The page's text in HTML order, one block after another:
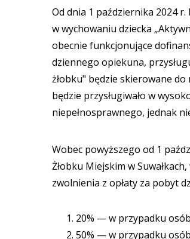
Od dnia 1 października 2024
w wychowaniu dziecka
obecnie funkcjonujące
dziennego opiekuna,
żłobku" będzie skierowane
będzie przysługiwało w
niepełnosprawnego, jednak
Wobec powyższego od 1
Żłobku Miejskim w
zwolnienia z opłaty za pobyt
20% — w przypadku
50% — w przypadku